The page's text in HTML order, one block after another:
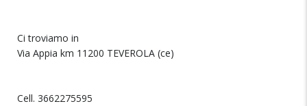
Ci troviamo in
Via Appia km 11200 TEVEROLA (ce)
Cell. 3662275595